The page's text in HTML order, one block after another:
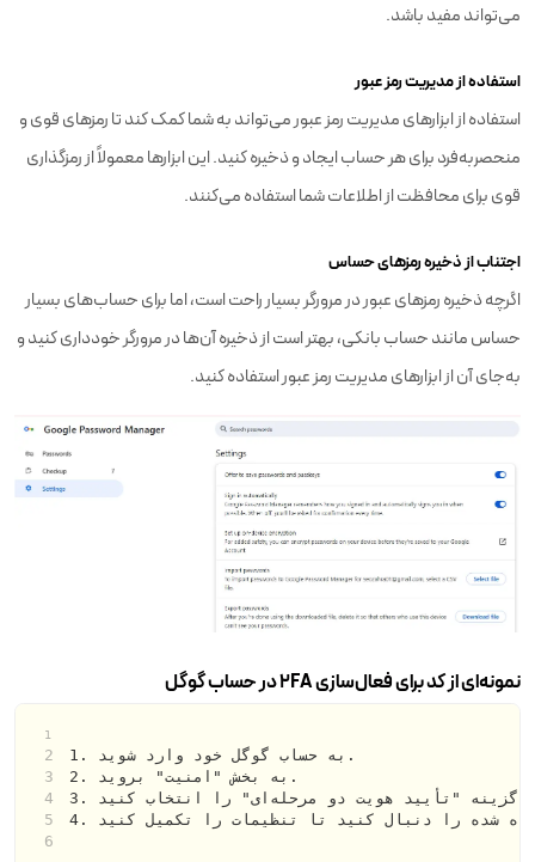
می‌تواند مفید باشد.
استفاده از مدیریت رمز عبور
استفاده از ابزارهای مدیریت رمز عبور می‌تواند به شما کمک کند تا رمزهای قوی و
منحصربه‌فرد برای هر حساب ایجاد و ذخیره کنید. این ابزارها معمولاً از رمزگذاری
قوی برای محافظت از اطلاعات شما استفاده می‌کنند.
اجتناب از ذخیره رمزهای حساس
اگرچه ذخیره رمزهای عبور در مرورگر بسیار راحت است، اما برای حساب‌های بسیار
حساس مانند حساب بانکی، بهتر است از ذخیره آن‌ها در مرورگر خودداری کنید و
به‌جای آن از ابزارهای مدیریت رمز عبور استفاده کنید.
نمونه‌ای از کد برای فعال‌سازی 2FA در حساب گوگل
1. به حساب گوگل خود وارد شوید.
2. به بخش "امنیت" بروید.